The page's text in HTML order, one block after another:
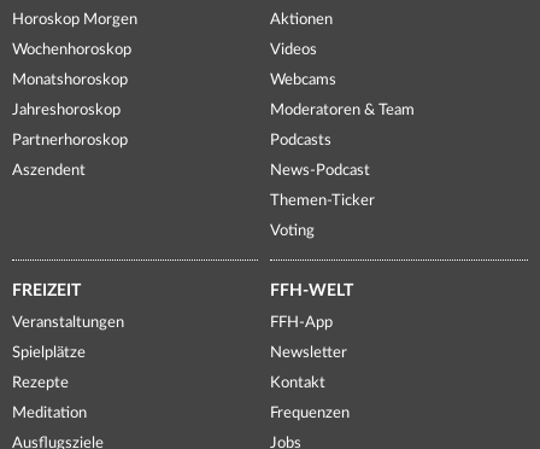
Horoskop Morgen
Wochenhoroskop
Monatshoroskop
Jahreshoroskop
Partnerhoroskop
Aszendent
Aktionen
Videos
Webcams
Moderatoren & Team
Podcasts
News-Podcast
Themen-Ticker
Voting
FREIZEIT
Veranstaltungen
Spielplätze
Rezepte
Meditation
Ausflugsziele
FFH-WELT
FFH-App
Newsletter
Kontakt
Frequenzen
Jobs